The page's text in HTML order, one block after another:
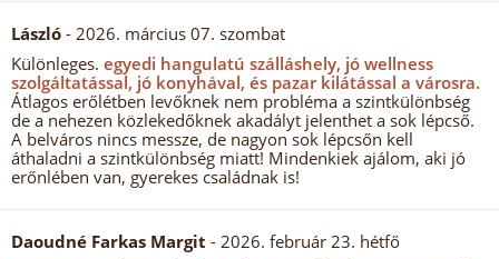
László - 2026. március 07. szombat
Különleges. egyedi hangulatú szálláshely, jó wellness
szolgáltatással, jó konyhával, és pazar kilátással a városra.
Átlagos erőlétben levőknek nem probléma a szintkülönbség
de a nehezen közlekedőknek akadályt jelenthet a sok lépcső.
A belváros nincs messze, de nagyon sok lépcsőn kell
áthaladni a szintkülönbség miatt! Mindenkiek ajálom, aki jó
erőnlében van, gyerekes családnak is!
Daoudné Farkas Margit - 2026. február 23. hétfő